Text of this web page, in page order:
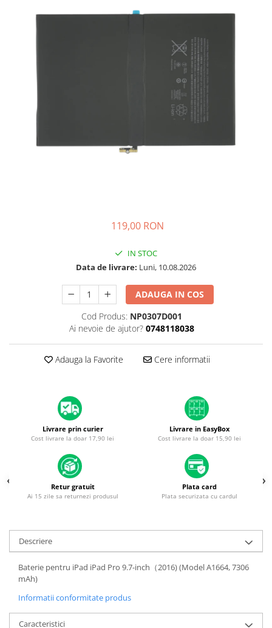
A2251 (Retina 13” 2020)
A2485 (M1 16” 2021)
A2918 (M3 14” 2023)
Top Piese Mac
A1465 (11” 2012-2015)
A1466 (13” 2012-2017)
A1932 (13” 2018-2019)
A2337 (M1 13” 2020)
A3113 (M3 13” 2024)
A3240 (M4 13” 2025)
MacBook Pro
A1278 (Unibody 13” 2009-2012)
A1286 (Unibody 15” 2008-2012)
A1297 (Unibody 17” 2009-2011)
MacBook
A1534 (Retina 12” 2015-2017)
Piese & Accesorii iPhone
iPhone 16 Pro Max
iPhone 16 Pro
iPhone 15 Pro Max
119,00 RON
IN STOC
Data de livrare: Luni, 10.08.2026
ADAUGA IN COS
Cod Produs: NP0307D001
Ai nevoie de ajutor? 0748118038
Adauga la Favorite Cere informatii
Livrare prin curier
Cost livrare la doar 17,90 lei
Livrare in EasyBox
Cost livrare la doar 15,90 lei
Retur gratuit
Ai 15 zile sa returnezi produsul
Plata card
Plata securizata cu cardul
Descriere
Baterie pentru iPad iPad Pro 9.7-inch（2016) (Model A1664, 7306
mAh)
Informatii conformitate produs
Caracteristici